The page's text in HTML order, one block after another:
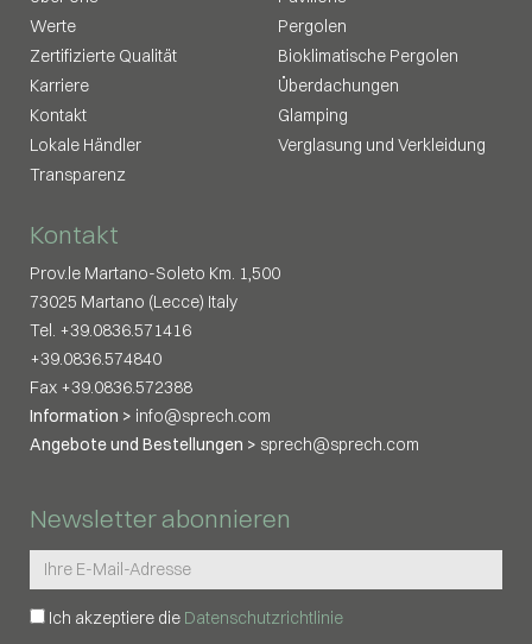
Werte
Zertifizierte Qualität
Karriere
Kontakt
Lokale Händler
Transparenz
Pergolen
Bioklimatische Pergolen
Überdachungen
Glamping
Verglasung und Verkleidung
Kontakt
Prov.le Martano-Soleto Km. 1,500
73025 Martano (Lecce) Italy
Tel. +39.0836.571416
+39.0836.574840
Fax +39.0836.572388
Information > info@sprech.com
Angebote und Bestellungen > sprech@sprech.com
Newsletter abonnieren
Ich akzeptiere die Datenschutzrichtlinie